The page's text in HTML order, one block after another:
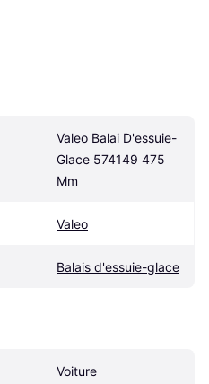
Valeo Balai D'essuie-
Glace 574149 475
Mm
Valeo
Balais d'essuie-glace
Voiture